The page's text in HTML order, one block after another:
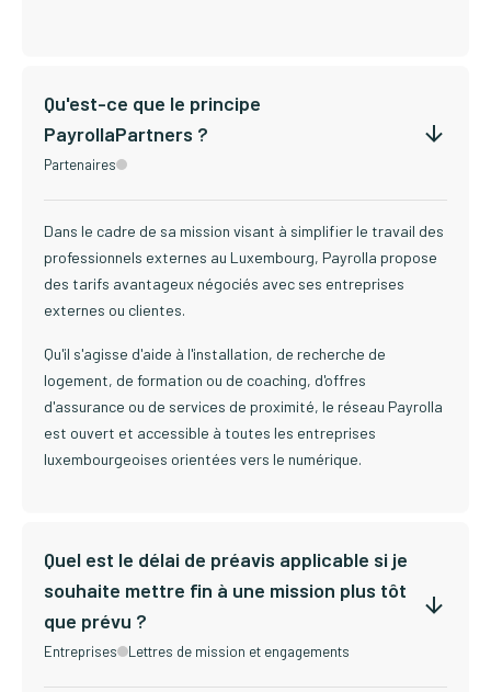
Qu'est-ce que le principe
PayrollaPartners ?
Partenaires
Dans le cadre de sa mission visant à simplifier le travail des
professionnels externes au Luxembourg, Payrolla propose
des tarifs avantageux négociés avec ses entreprises
externes ou clientes.
Qu'il s'agisse d'aide à l'installation, de recherche de
logement, de formation ou de coaching, d'offres
d'assurance ou de services de proximité, le réseau Payrolla
est ouvert et accessible à toutes les entreprises
luxembourgeoises orientées vers le numérique.
Quel est le délai de préavis applicable si je
souhaite mettre fin à une mission plus tôt
que prévu ?
Entreprises Lettres de mission et engagements